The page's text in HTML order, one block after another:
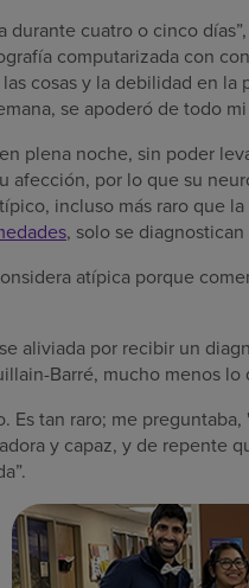
durante cuatro o cinco
computarizada con
cosas y la debilidad en
se apoderó de todo
plena noche, sin poder
afección, por lo que su
incluso más raro que
, solo se
atípica porque
aliviada por recibir un
Barré, mucho menos
Es tan raro; me
y capaz, y de repente